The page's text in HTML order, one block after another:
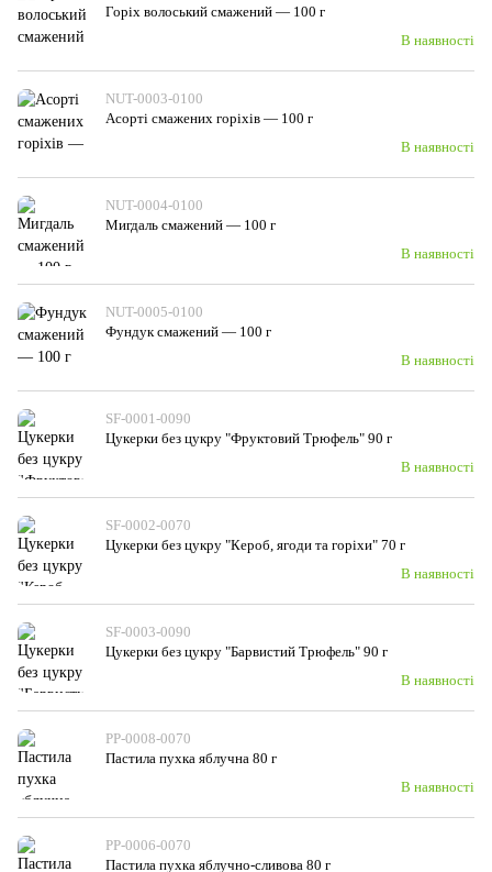
Горіх волоський смажений — 100 г
В наявності
NUT-0003-0100
Асорті смажених горіхів — 100 г
В наявності
NUT-0004-0100
Мигдаль смажений — 100 г
В наявності
NUT-0005-0100
Фундук смажений — 100 г
В наявності
SF-0001-0090
Цукерки без цукру "Фруктовий Трюфель" 90 г
В наявності
SF-0002-0070
Цукерки без цукру "Кероб, ягоди та горіхи" 70 г
В наявності
SF-0003-0090
Цукерки без цукру "Барвистий Трюфель" 90 г
В наявності
PP-0008-0070
Пастила пухка яблучна 80 г
В наявності
PP-0006-0070
Пастила пухка яблучно-сливова 80 г